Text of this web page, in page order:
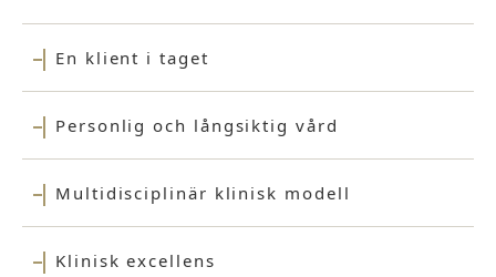
En klient i taget
Personlig och långsiktig vård
Multidisciplinär klinisk modell
Klinisk excellens